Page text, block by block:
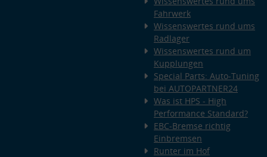
Fahrwerk
Wissenswertes rund ums
Radlager
Wissenswertes rund um
Kupplungen
Special Parts: Auto-Tuning
bei AUTOPARTNER24
Was ist HPS - High
Performance Standard?
EBC-Bremse richtig
Einbremsen
Runter im Hof